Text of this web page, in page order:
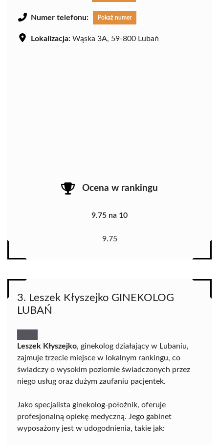
Numer telefonu: Pokaż numer
Lokalizacja: Wąska 3A, 59-800 Lubań
Ocena w rankingu
9.75 na 10
9.75
3. Leszek Kłyszejko GINEKOLOG
LUBAŃ
Leszek Kłyszejko, ginekolog działający w Lubaniu,
zajmuje trzecie miejsce w lokalnym rankingu, co
świadczy o wysokim poziomie świadczonych przez
niego usług oraz dużym zaufaniu pacjentek.
Jako specjalista ginekolog-położnik, oferuje
profesjonalną opiekę medyczną. Jego gabinet
wyposażony jest w udogodnienia, takie jak: